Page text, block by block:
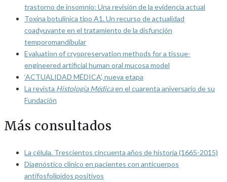
trastorno de insomnio: Una revisión de la evidencia actual
Toxina botulínica tipo A1. Un recurso de actualidad
coadyuvante en el tratamiento de la disfunción
temporomandibular
Evaluation of cryopreservation methods for a tissue-
engineered artificial human oral mucosa model
‘ACTUALIDAD MÉDICA’, nueva etapa
La revista Histología Médicaen el cuarenta aniversario de su
Fundación
Más consultados
La célula. Trescientos cincuenta años de historia (1665-2015)
Diagnóstico clínico en pacientes con anticuerpos
antifosfolípidos positivos